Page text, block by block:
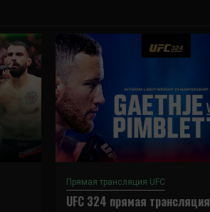
Прямая трансляция UFC
UFC 324 прямая трансляция